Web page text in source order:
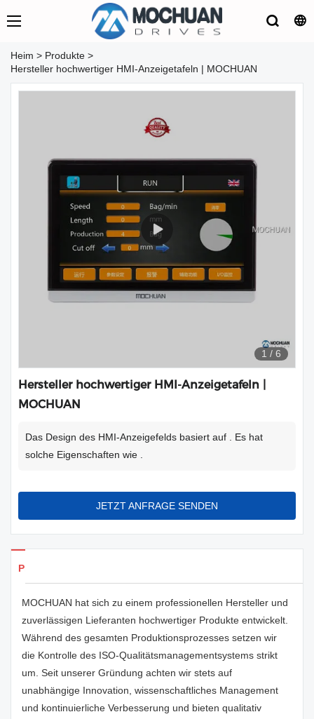
Heim > Produkte >
Hersteller hochwertiger HMI-Anzeigetafeln | MOCHUAN
1 / 6
Hersteller hochwertiger HMI-Anzeigetafeln |
MOCHUAN
Das Design des HMI-Anzeigefelds basiert auf . Es hat
solche Eigenschaften wie .
JETZT ANFRAGE SENDEN
Produkte Details
MOCHUAN hat sich zu einem professionellen Hersteller und
zuverlässigen Lieferanten hochwertiger Produkte entwickelt.
Während des gesamten Produktionsprozesses setzen wir
die Kontrolle des ISO-Qualitätsmanagementsystems strikt
um. Seit unserer Gründung achten wir stets auf
unabhängige Innovation, wissenschaftliches Management
und kontinuierliche Verbesserung und bieten qualitativ